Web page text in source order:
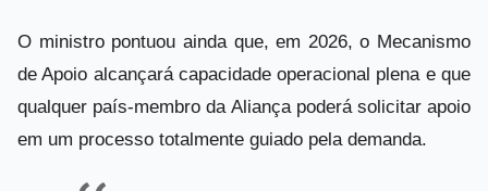
O ministro pontuou ainda que, em 2026, o Mecanismo
de Apoio alcançará capacidade operacional plena e que
qualquer país-membro da Aliança poderá solicitar apoio
em um processo totalmente guiado pela demanda.